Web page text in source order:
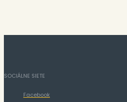
SOCIÁLNE SIETE
Facebook